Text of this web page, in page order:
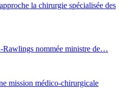
la chirurgie spécialisée des
Rawlings nommée ministre de…
mission médico-chirurgicale